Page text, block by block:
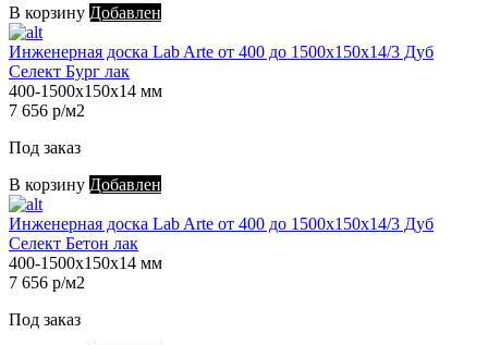
В корзину Добавлен
Инженерная доска Lab Arte от 400 до 1500х150х14/3 Дуб
Селект Бург лак
400-1500х150х14 мм
7 656 р/м2
Под заказ
В корзину Добавлен
Инженерная доска Lab Arte от 400 до 1500х150х14/3 Дуб
Селект Бетон лак
400-1500х150х14 мм
7 656 р/м2
Под заказ